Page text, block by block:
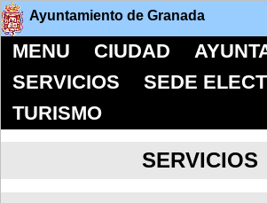
Ayuntamiento de Granada
MENU CIUDAD
SERVICIOS
SEDE
TURISMO
SERVICIOS